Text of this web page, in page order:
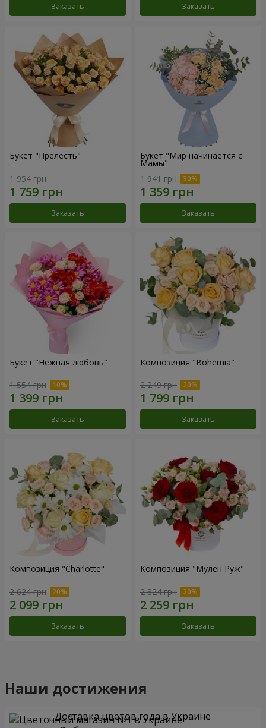
Заказать Заказать
Букет "Прелесть"
1 954 грн
Заказать
Букет "Мир начинается с
Мамы"
1 941 грн
Заказать
Букет "Нежная любовь"
1 554 грн
Заказать
Композиция "Bohemia"
2 249 грн
Заказать
Композиция "Charlotte"
2 624 грн
Заказать
Композиция "Мулен Руж"
2 824 грн
Заказать
Наши достижения
Доставка цветов года в Украине